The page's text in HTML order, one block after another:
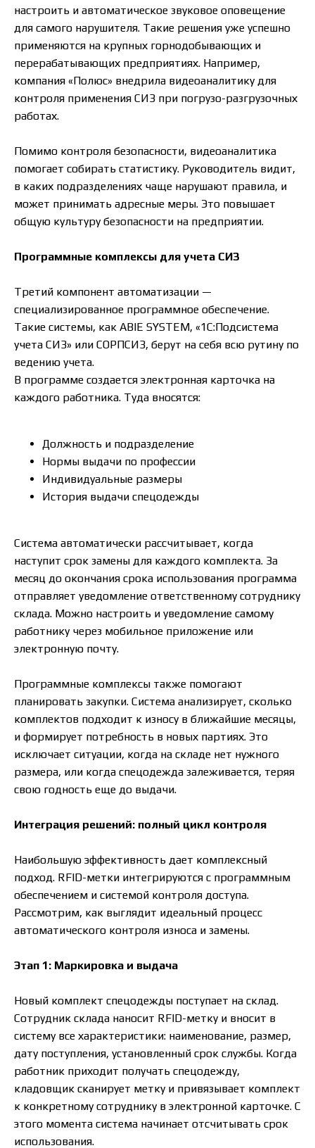
настроить и автоматическое звуковое оповещение
для самого нарушителя. Такие решения уже успешно
применяются на крупных горнодобывающих и
перерабатывающих предприятиях. Например,
компания «Полюс» внедрила видеоаналитику для
контроля применения СИЗ при погрузо-разгрузочных
работах.
Помимо контроля безопасности, видеоаналитика
помогает собирать статистику. Руководитель видит,
в каких подразделениях чаще нарушают правила, и
может принимать адресные меры. Это повышает
общую культуру безопасности на предприятии.
Программные комплексы для учета СИЗ
Третий компонент автоматизации —
специализированное программное обеспечение.
Такие системы, как ABIE SYSTEM, «1С:Подсистема
учета СИЗ» или СОРПСИЗ, берут на себя всю рутину по
ведению учета.
В программе создается электронная карточка на
каждого работника. Туда вносятся:
Должность и подразделение
Нормы выдачи по профессии
Индивидуальные размеры
История выдачи спецодежды
Система автоматически рассчитывает, когда
наступит срок замены для каждого комплекта. За
месяц до окончания срока использования программа
отправляет уведомление ответственному сотруднику
склада. Можно настроить и уведомление самому
работнику через мобильное приложение или
электронную почту.
Программные комплексы также помогают
планировать закупки. Система анализирует, сколько
комплектов подходит к износу в ближайшие месяцы,
и формирует потребность в новых партиях. Это
исключает ситуации, когда на складе нет нужного
размера, или когда спецодежда залеживается, теряя
свою годность еще до выдачи.
Интеграция решений: полный цикл контроля
Наибольшую эффективность дает комплексный
подход. RFID-метки интегрируются с программным
обеспечением и системой контроля доступа.
Рассмотрим, как выглядит идеальный процесс
автоматического контроля износа и замены.
Этап 1: Маркировка и выдача
Новый комплект спецодежды поступает на склад.
Сотрудник склада наносит RFID-метку и вносит в
систему все характеристики: наименование, размер,
дату поступления, установленный срок службы. Когда
работник приходит получать спецодежду,
кладовщик сканирует метку и привязывает комплект
к конкретному сотруднику в электронной карточке. С
этого момента система начинает отсчитывать срок
использования.